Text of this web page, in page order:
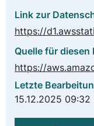
Link zur
Quelle für diesen
Letzte
15.12.2025 09:32